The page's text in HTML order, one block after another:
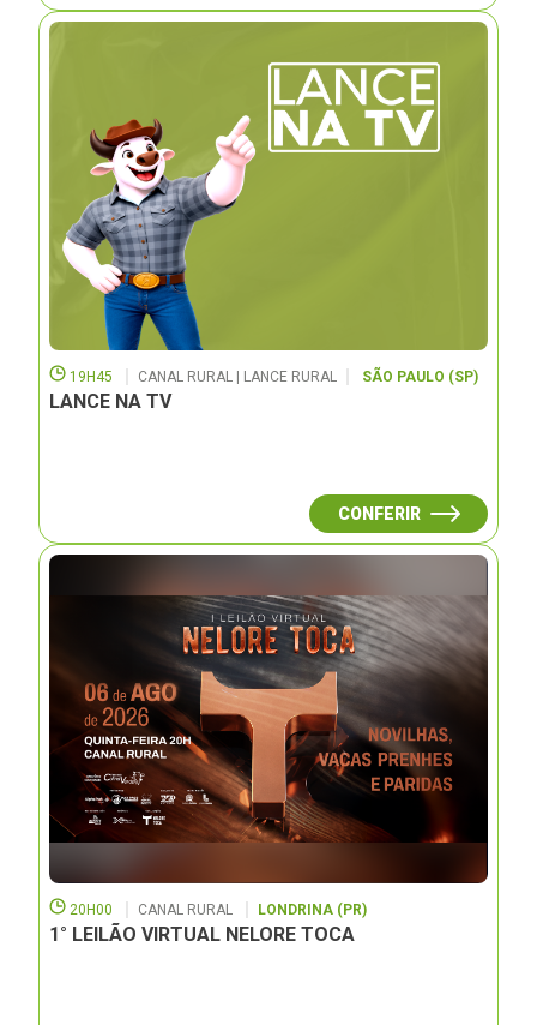
19H45 CANAL RURAL | LANCE RURAL SÃO PAULO (SP)
LANCE NA TV
CONFERIR
20H00 CANAL RURAL LONDRINA (PR)
1° LEILÃO VIRTUAL NELORE TOCA